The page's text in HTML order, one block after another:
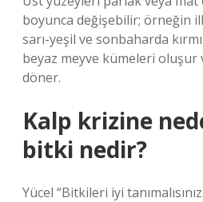
boyunca değişebilir; örneğin
sarı-yeşil ve sonbaharda
beyaz meyve kümeleri oluşur
döner.
Kalp krizine
bitki nedir?
Yücel “Bitkileri iyi